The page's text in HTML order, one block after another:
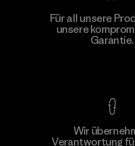
Teijin Frontier Co., Ltd.
Material-supplier
Für all unsere
unsere
Garantie.
Wir
Verantwortung